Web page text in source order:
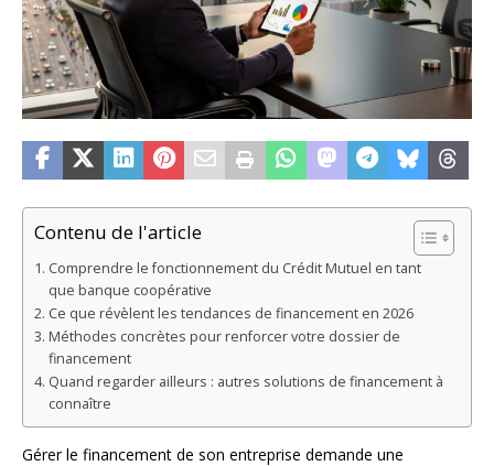
Contenu de l'article
Comprendre le fonctionnement du Crédit Mutuel en tant
que banque coopérative
Ce que révèlent les tendances de financement en 2026
Méthodes concrètes pour renforcer votre dossier de
financement
Quand regarder ailleurs : autres solutions de financement à
connaître
Gérer le financement de son entreprise demande une